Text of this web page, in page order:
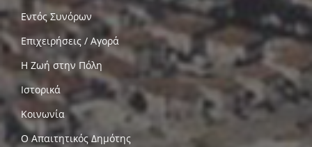
Εντός Συνόρων
Επιχειρήσεις / Αγορά
Η Ζωή στην Πόλη
Ιστορικά
Κοινωνία
Ο Απαιτητικός Δημότης